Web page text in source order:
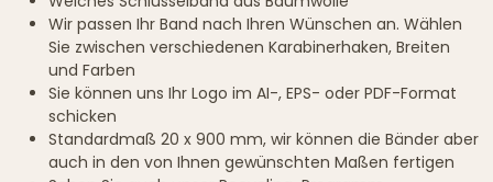
Wir passen Ihr Band nach Ihren Wünschen an. Wählen
Sie zwischen verschiedenen Karabinerhaken, Breiten
und Farben
Sie können uns Ihr Logo im AI-, EPS- oder PDF-Format
schicken
Standardmaß 20 x 900 mm, wir können die Bänder aber
auch in den von Ihnen gewünschten Maßen fertigen